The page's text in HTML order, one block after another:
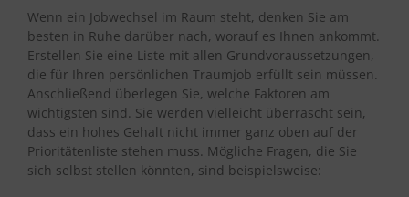
Wenn ein Jobwechsel im Raum steht, denken Sie am
besten in Ruhe darüber nach, worauf es Ihnen ankommt.
Erstellen Sie eine Liste mit allen Grundvoraussetzungen,
die für Ihren persönlichen Traumjob erfüllt sein müssen.
Anschließend überlegen Sie, welche Faktoren am
wichtigsten sind. Sie werden vielleicht überrascht sein,
dass ein hohes Gehalt nicht immer ganz oben auf der
Prioritätenliste stehen muss. Mögliche Fragen, die Sie
sich selbst stellen könnten, sind beispielsweise: